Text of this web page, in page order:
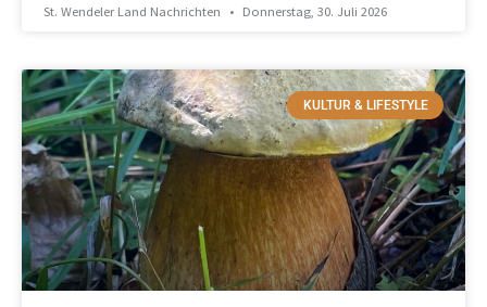
St. Wendeler Land Nachrichten Donnerstag, 30. Juli 2026
KULTUR & LIFESTYLE